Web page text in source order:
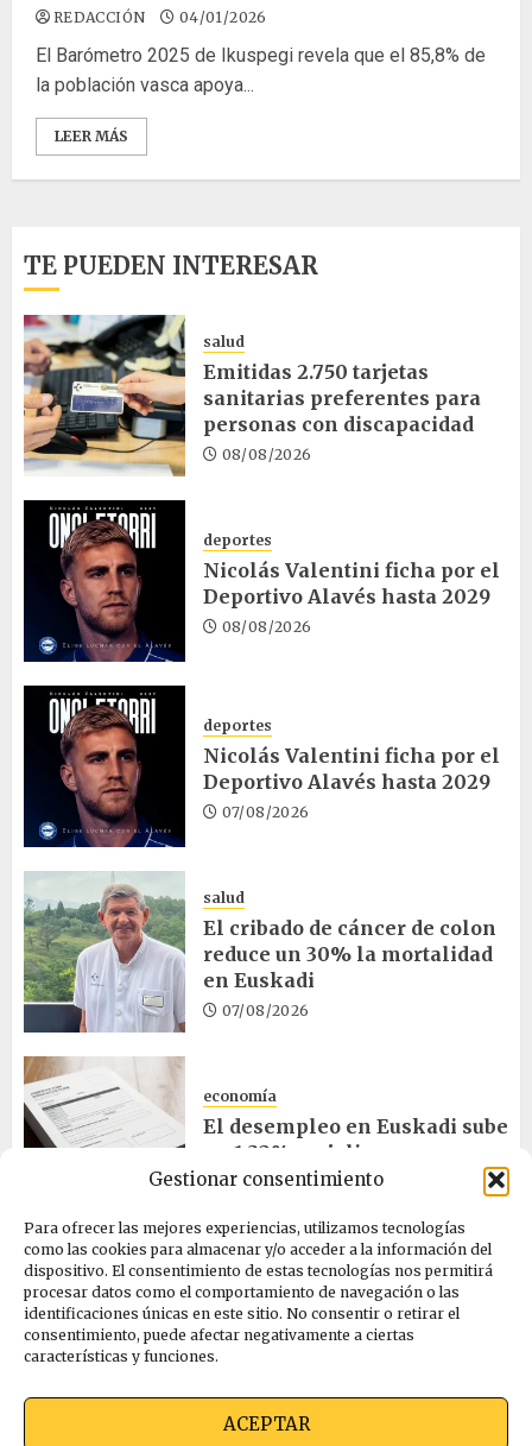
Gestionar consentimiento
Para ofrecer las mejores experiencias, utilizamos tecnologías
como las cookies para almacenar y/o acceder a la información del
dispositivo. El consentimiento de estas tecnologías nos permitirá
procesar datos como el comportamiento de navegación o las
identificaciones únicas en este sitio. No consentir o retirar el
consentimiento, puede afectar negativamente a ciertas
características y funciones.
ACEPTAR
REDACCIÓN 04/01/2026
El Barómetro 2025 de Ikuspegi revela que el 85,8% de
la población vasca apoya...
LEER MÁS
TE PUEDEN INTERESAR
salud
Emitidas 2.750 tarjetas
sanitarias preferentes para
personas con discapacidad
08/08/2026
deportes
Nicolás Valentini ficha por el
Deportivo Alavés hasta 2029
08/08/2026
deportes
Nicolás Valentini ficha por el
Deportivo Alavés hasta 2029
07/08/2026
salud
El cribado de cáncer de colon
reduce un 30% la mortalidad
en Euskadi
07/08/2026
economía
El desempleo en Euskadi sube
un 1,32% en julio
06/08/2026
salud
Bilbao acogerá el mayor
congreso europeo de salud
pública en noviembre